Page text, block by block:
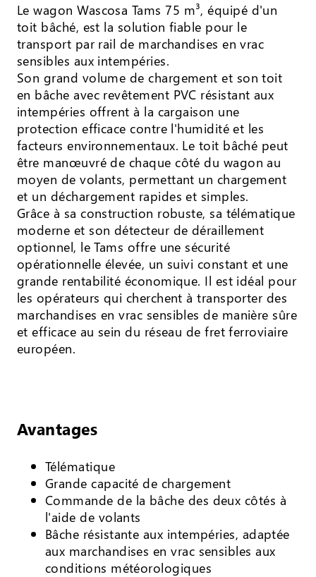
Le wagon Wascosa Tams 75 m³, équipé d'un
toit bâché, est la solution fiable pour le
transport par rail de marchandises en vrac
sensibles aux intempéries.
Son grand volume de chargement et son toit
en bâche avec revêtement PVC résistant aux
intempéries offrent à la cargaison une
protection efficace contre l'humidité et les
facteurs environnementaux. Le toit bâché peut
être manœuvré de chaque côté du wagon au
moyen de volants, permettant un chargement
et un déchargement rapides et simples.
Grâce à sa construction robuste, sa télématique
moderne et son détecteur de déraillement
optionnel, le Tams offre une sécurité
opérationnelle élevée, un suivi constant et une
grande rentabilité économique. Il est idéal pour
les opérateurs qui cherchent à transporter des
marchandises en vrac sensibles de manière sûre
et efficace au sein du réseau de fret ferroviaire
européen.
Avantages
Télématique
Grande capacité de chargement
Commande de la bâche des deux côtés à
l'aide de volants
Bâche résistante aux intempéries, adaptée
aux marchandises en vrac sensibles aux
conditions météorologiques